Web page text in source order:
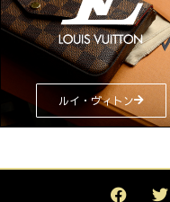
ルイ・ヴィトン